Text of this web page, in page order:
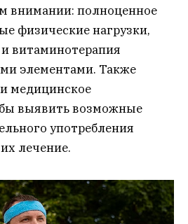
внимании: полноценное
физические нагрузки,
витаминотерапия
элементами. Также
медицинское
выявить возможные
употребления
лечение.